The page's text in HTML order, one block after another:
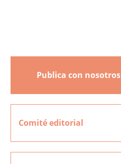
Publica con nosotros
Comité editorial